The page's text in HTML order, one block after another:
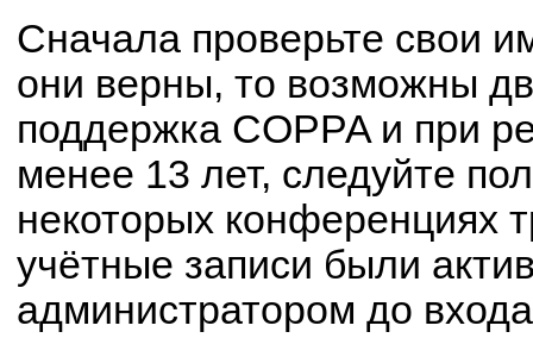
Сначала проверьте свои
они верны, то возможны
поддержка COPPA и при
менее 13 лет, следуйте
некоторых конференциях
учётные записи были
администратором до